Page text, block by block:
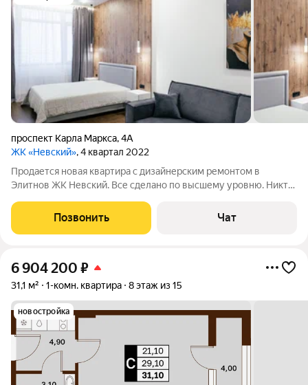
проспект Карла Маркса,4А
ЖК «Невский», 4 квартал 2022
Продается новая квартира с дизайнерским ремонтом в
Элитнов ЖК Невский. Все сделано по высшему уровню. Никто
духовой шкаф, микроволновая печь, утюг, гладильная доска,
хорошая сантехника,
Позвонить Чат
6 904 200 ₽
31,1 м² 1-комн. квартира 8 этаж из 15
новостройка